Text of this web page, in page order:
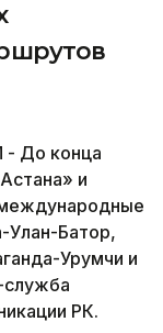
До конца
и
Улан-Батор,
Урумчи и
РК.